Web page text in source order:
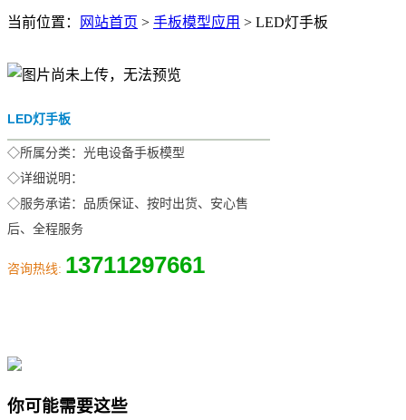
当前位置： 网站首页 > 手板模型应用 > LED灯手板
LED灯手板
◇所属分类：光电设备手板模型
◇详细说明：
◇服务承诺：品质保证、按时出货、安心售
后、全程服务
咨询热线: 13711297661
你可能需要这些